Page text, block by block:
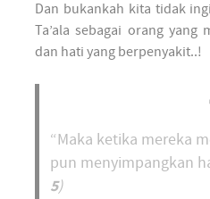
Dan bukankah kita tidak
Ta’ala sebagai orang
dan hati yang berpenyakit..!
“Maka ketika mereka
pun menyimpangkan
5)